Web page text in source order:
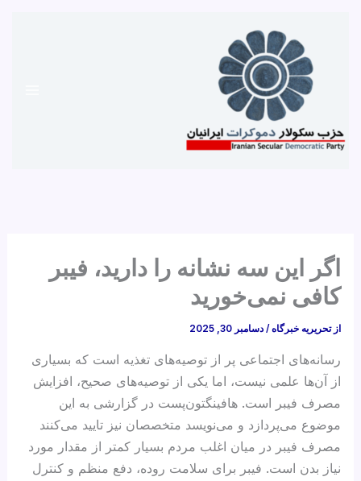
اگر این سه نشانه را دارید، فیبر
کافی نمی‌خورید
از تحریریه خبرگاه/دسامبر 30, 2025
رسانه‌های اجتماعی پر از توصیه‌های تغذیه است که بسیاری
از آن‌ها علمی نیست، اما یکی از توصیه‌‌های صحیح، افزایش
مصرف فیبر است. هافینگتون‌پست در گزارشی به این
موضوع می‌پردازد و می‌نویسد متخصصان نیز تایید می‌کنند
مصرف فیبر در میان اغلب مردم بسیار کمتر از مقدار مورد
نیاز بدن است. فیبر برای سلامت روده، دفع منظم و کنترل